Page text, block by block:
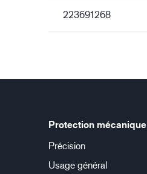
223691268
Protection mécanique
Précision
Usage général